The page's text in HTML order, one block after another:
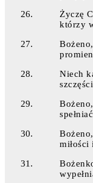
Życzę
którzy
Niech
miłości